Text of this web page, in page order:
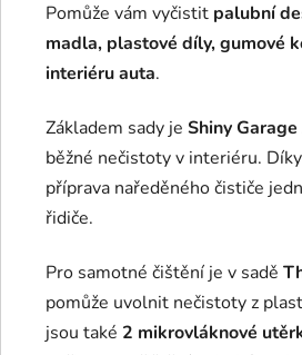
Pomůže vám vyčistit palubní
madla, plastové díly, gumové
interiéru auta.
Základem sady je Shiny
běžné nečistoty v interiéru.
příprava naředěného čističe
řidiče.
Pro samotné čištění je v sadě
pomůže uvolnit nečistoty z
jsou také 2 mikrovláknové